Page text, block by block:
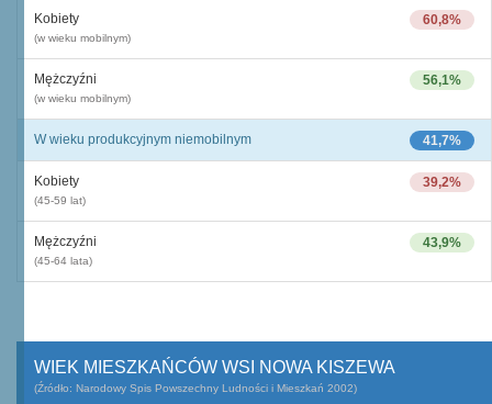
60,8%
Kobiety
(w wieku mobilnym)
56,1%
Mężczyźni
(w wieku mobilnym)
41,7%
W wieku produkcyjnym niemobilnym
39,2%
Kobiety
(45-59 lat)
43,9%
Mężczyźni
(45-64 lata)
WIEK MIESZKAŃCÓW WSI NOWA KISZEWA
(Źródło: Narodowy Spis Powszechny Ludności i Mieszkań 2002)